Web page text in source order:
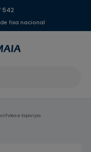
542
fixa nacional
e Esponjas